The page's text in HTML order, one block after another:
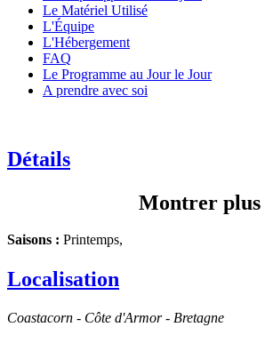
Le Matériel Utilisé
L'Équipe
L'Hébergement
FAQ
Le Programme au Jour le Jour
A prendre avec soi
Détails
Montrer plus
Saisons : Printemps,
Localisation
Coastacorn - Côte d'Armor - Bretagne